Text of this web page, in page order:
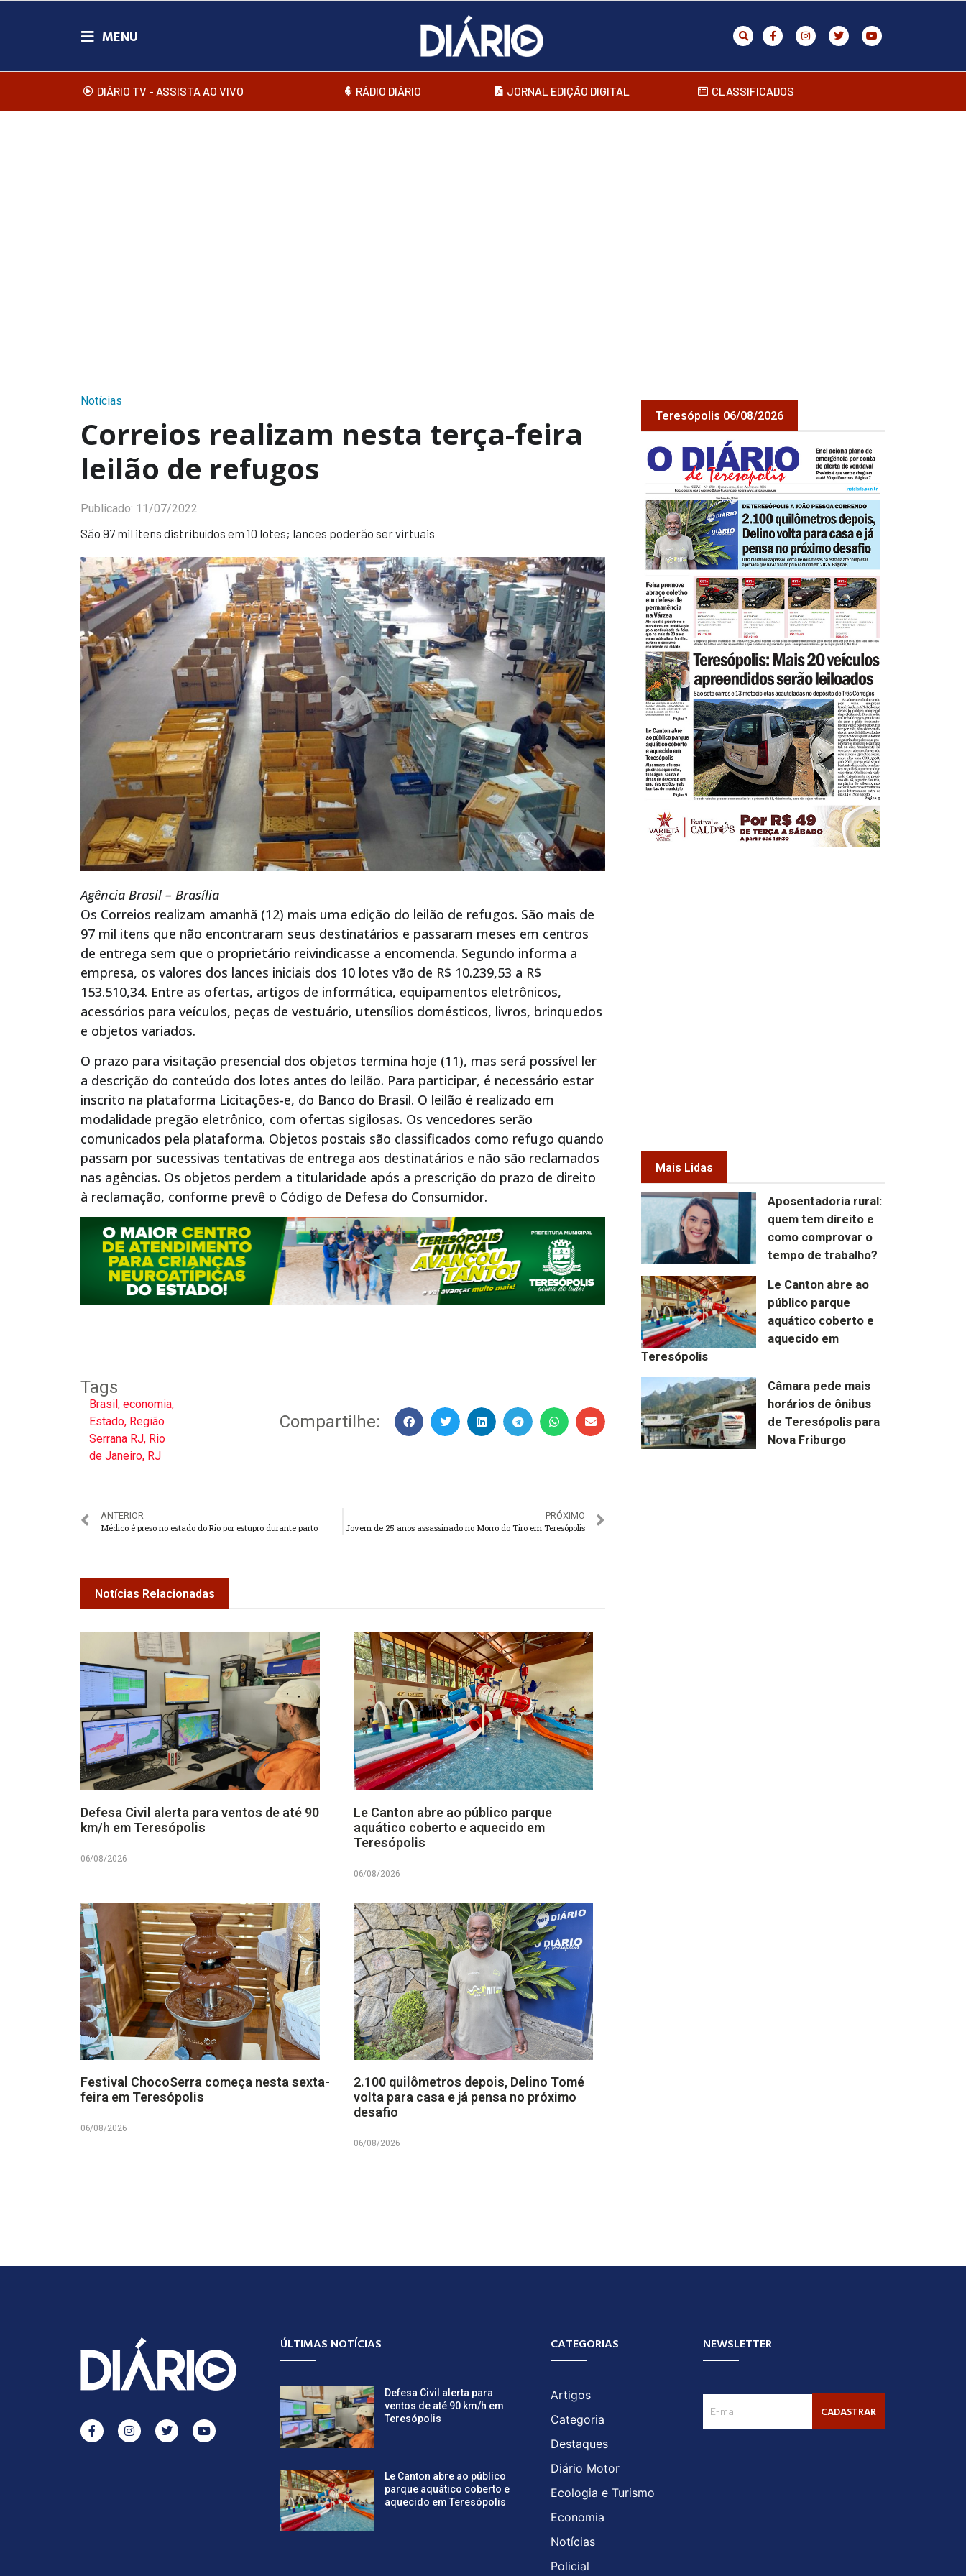
DIÁRIO TV - ASSISTA AO VIVO RÁDIO DIÁRIO JORNAL EDIÇÃO DIGITAL CLASSIFICADOS
Notícias
Correios realizam nesta terça-feira
leilão de refugos
Publicado: 11/07/2022
São 97 mil itens distribuídos em 10 lotes; lances poderão ser virtuais
Agência Brasil – Brasília
Os Correios realizam amanhã (12) mais uma edição do leilão de refugos. São mais de
97 mil itens que não encontraram seus destinatários e passaram meses em centros
de entrega sem que o proprietário reivindicasse a encomenda. Segundo informa a
empresa, os valores dos lances iniciais dos 10 lotes vão de R$ 10.239,53 a R$
153.510,34. Entre as ofertas, artigos de informática, equipamentos eletrônicos,
acessórios para veículos, peças de vestuário, utensílios domésticos, livros, brinquedos
e objetos variados.
O prazo para visitação presencial dos objetos termina hoje (11), mas será possível ler
a descrição do conteúdo dos lotes antes do leilão. Para participar, é necessário estar
inscrito na plataforma Licitações-e, do Banco do Brasil. O leilão é realizado em
modalidade pregão eletrônico, com ofertas sigilosas. Os vencedores serão
comunicados pela plataforma. Objetos postais são classificados como refugo quando
passam por sucessivas tentativas de entrega aos destinatários e não são reclamados
nas agências. Os objetos perdem a titularidade após a prescrição do prazo de direito
à reclamação, conforme prevê o Código de Defesa do Consumidor.
Tags
Brasil, economia,
Estado, Região
Serrana RJ, Rio
de Janeiro, RJ
Compartilhe:
ANTERIOR
Médico é preso no estado do Rio por estupro durante parto
PRÓXIMO
Jovem de 25 anos assassinado no Morro do Tiro em Teresópolis
Notícias Relacionadas
Defesa Civil alerta para ventos de até 90
km/h em Teresópolis
06/08/2026
Le Canton abre ao público parque
aquático coberto e aquecido em
Teresópolis
06/08/2026
Festival ChocoSerra começa nesta sexta-
feira em Teresópolis
06/08/2026
2.100 quilômetros depois, Delino Tomé
volta para casa e já pensa no próximo
desafio
06/08/2026
Teresópolis 06/08/2026
Mais Lidas
Aposentadoria rural:
quem tem direito e
como comprovar o
tempo de trabalho?
Le Canton abre ao
público parque
aquático coberto e
aquecido em
Teresópolis
Câmara pede mais
horários de ônibus
de Teresópolis para
Nova Friburgo
ÚLTIMAS NOTÍCIAS
Defesa Civil alerta para
ventos de até 90 km/h em
Teresópolis
Le Canton abre ao público
parque aquático coberto e
aquecido em Teresópolis
CATEGORIAS
Artigos
Categoria
Destaques
Diário Motor
Ecologia e Turismo
Economia
Notícias
Policial
NEWSLETTER
CADASTRAR